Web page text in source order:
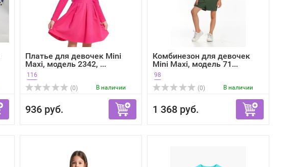
Платье для девочек Mini
Maxi, модель 2342, ...
116
(0)
В наличии
936 руб.
Комбинезон для девочек
Mini Maxi, модель 71...
98
(0)
В наличии
1 368 руб.